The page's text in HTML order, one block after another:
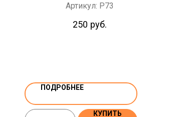
Артикул: P73
250 руб.
ПОДРОБНЕЕ
КУПИТЬ